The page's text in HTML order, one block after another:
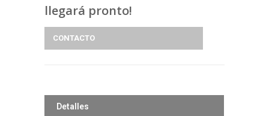
llegará pronto!
CONTACTO
Detalles